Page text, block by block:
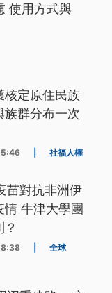
使用方式與
核定原住民族
族群分布一次
社福人權
苗對抗非洲伊
情 牛津大學團
全球